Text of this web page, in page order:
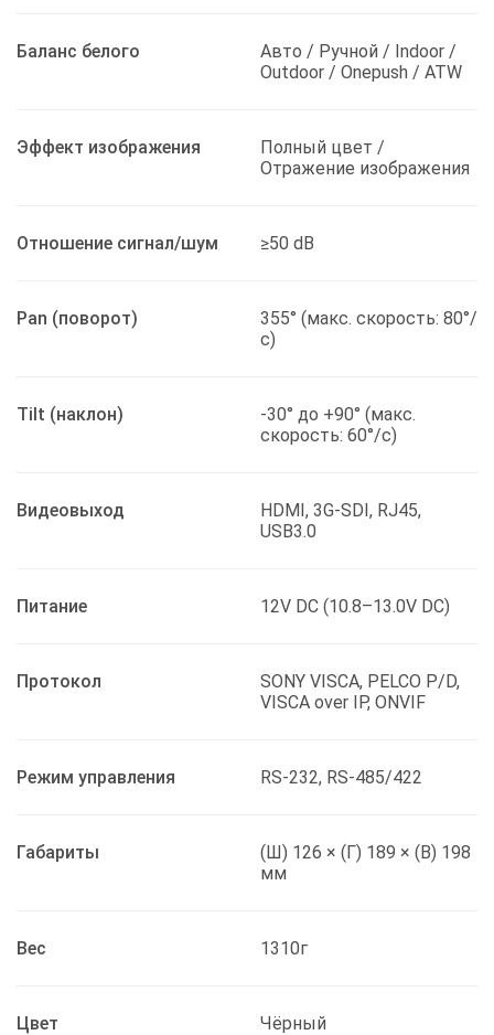
Баланс белого
Авто / Ручной / Indoor /
Outdoor / Onepush / ATW
Эффект изображения
Полный цвет /
Отражение изображения
Отношение сигнал/шум ≥50 dB
Pan (поворот)
355° (макс. скорость: 80°/
с)
Tilt (наклон)
-30° до +90° (макс.
скорость: 60°/с)
Видеовыход
HDMI, 3G-SDI, RJ45,
USB3.0
Питание 12V DC (10.8–13.0V DC)
Протокол
SONY VISCA, PELCO P/D,
VISCA over IP, ONVIF
Режим управления RS-232, RS-485/422
Габариты
(Ш) 126 × (Г) 189 × (В) 198
мм
Вес 1310г
Цвет Чёрный